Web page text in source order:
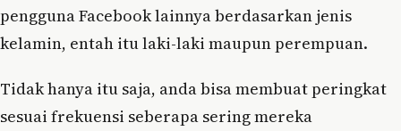
pengguna Facebook lainnya berdasarkan jenis
kelamin, entah itu laki-laki maupun perempuan.
Tidak hanya itu saja, anda bisa membuat peringkat
sesuai frekuensi seberapa sering mereka